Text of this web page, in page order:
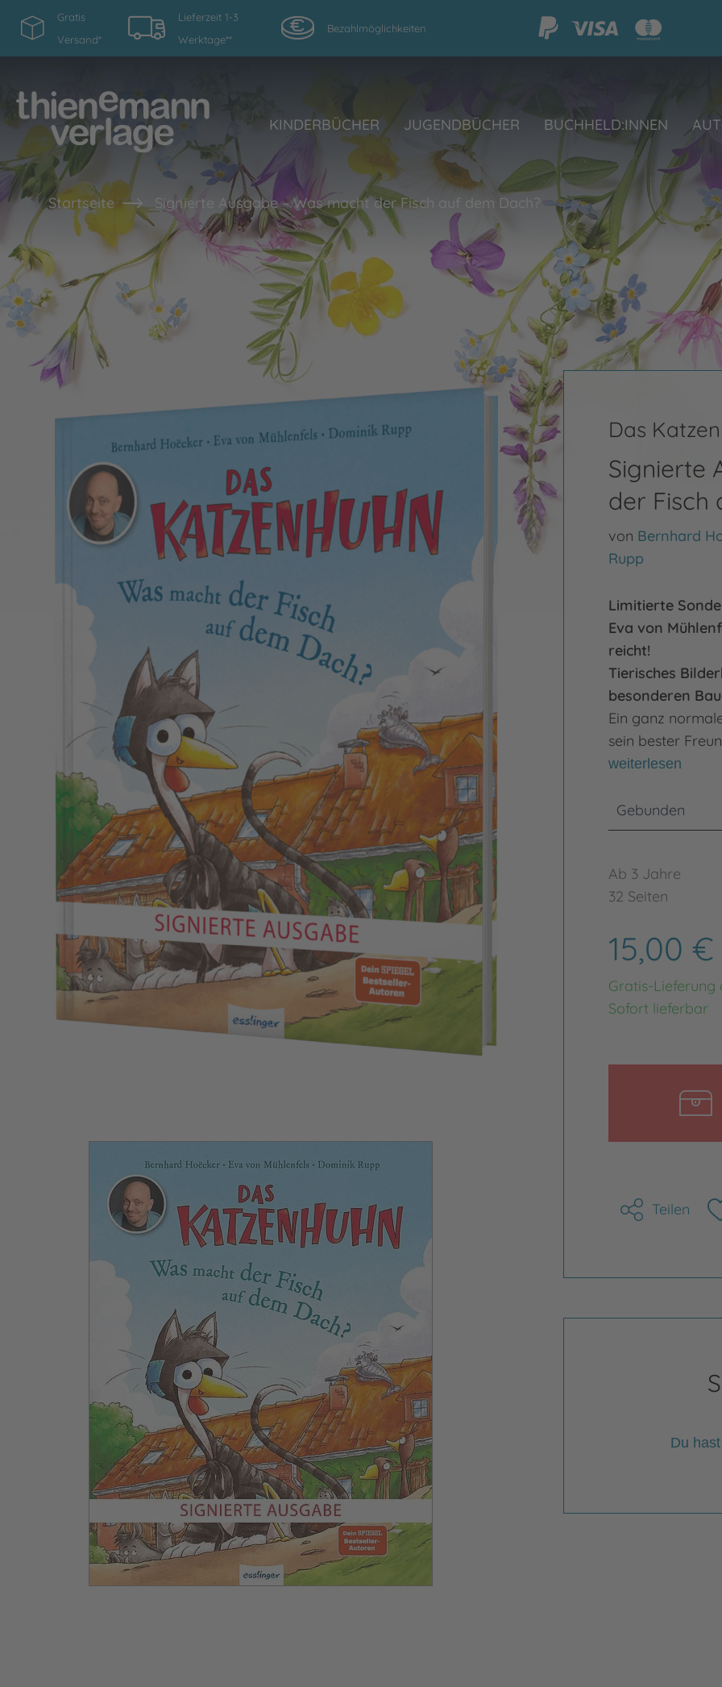
Gratis
Versand*
Lieferzeit 1-3
Werktage**
Bezahlmöglichkeiten
KINDERBÜCHER JUGENDBÜCHER BUCHHELD:INNEN
Startseite Signierte Ausgabe – Was macht der Fisch auf dem Dach?
Das
Signierte
der Fisch
von Bernhard
Rupp
Limitierte
Eva von
reicht!
Tierisches
besonderen
Ein ganz
sein bester
weiterlesen
Gebunden
Ab 3 Jahre
32 Seiten
15,00 €
Gratis-Lieferung
Sofort lieferbar
Teilen
Du